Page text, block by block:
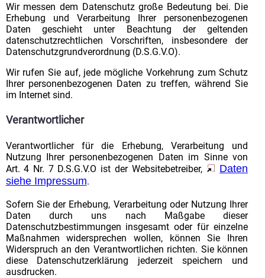
Wir messen dem Datenschutz große Bedeutung bei. Die
Erhebung und Verarbeitung Ihrer personenbezogenen
Daten geschieht unter Beachtung der geltenden
datenschutzrechtlichen Vorschriften, insbesondere der
Datenschutzgrundverordnung (D.S.G.V.O).
Wir rufen Sie auf, jede mögliche Vorkehrung zum Schutz
Ihrer personenbezogenen Daten zu treffen, während Sie
im Internet sind.
Verantwortlicher
Verantwortlicher für die Erhebung, Verarbeitung und
Nutzung Ihrer personenbezogenen Daten im Sinne von
Art. 4 Nr. 7 D.S.G.V.O ist der Websitebetreiber,
Daten
siehe Impressum.
Sofern Sie der Erhebung, Verarbeitung oder Nutzung Ihrer
Daten durch uns nach Maßgabe dieser
Datenschutzbestimmungen insgesamt oder für einzelne
Maßnahmen widersprechen wollen, können Sie Ihren
Widerspruch an den Verantwortlichen richten. Sie können
diese Datenschutzerklärung jederzeit speichern und
ausdrucken.